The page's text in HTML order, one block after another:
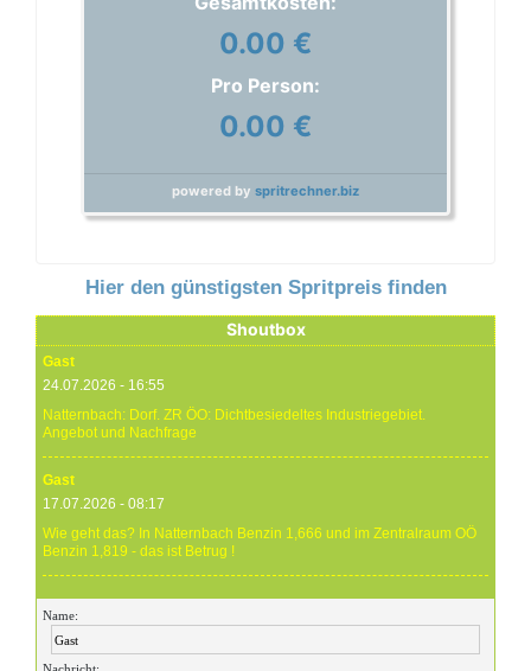
0.00 €
Pro Person:
0.00 €
powered by spritrechner.biz
Hier den günstigsten Spritpreis finden
Shoutbox
Gast
24.07.2026 - 16:55
Natternbach: Dorf. ZR ÖO: Dichtbesiedeltes Industriegebiet.
Angebot und Nachfrage
Gast
17.07.2026 - 08:17
Wie geht das? In Natternbach Benzin 1,666 und im Zentralraum OÖ
Benzin 1,819 - das ist Betrug !
Gast
17.07.2026 - 07:05
Eure Preise eher Märchenstunde :-) Vorort nix zu sehen !
Name: